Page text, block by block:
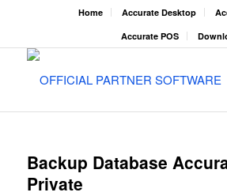
Home Accurate Desktop
Accurate POS
Backup Database
Private